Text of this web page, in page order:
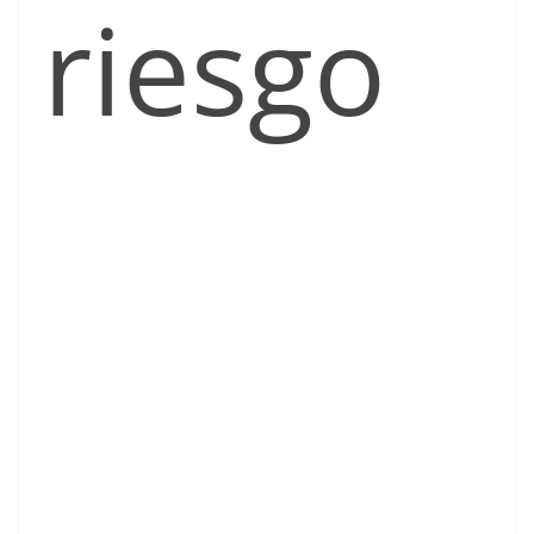
riesgo